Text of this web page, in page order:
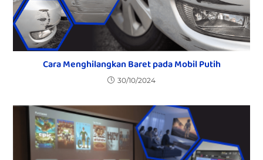
Cara Menghilangkan Baret pada Mobil Putih
30/10/2024